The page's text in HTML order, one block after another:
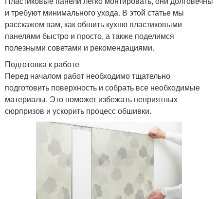
и требуют минимального ухода. В этой статье мы
расскажем вам, как обшить кухню пластиковыми
панелями быстро и просто, а также поделимся
полезными советами и рекомендациями.
Подготовка к работе
Перед началом работ необходимо тщательно
подготовить поверхность и собрать все необходимые
материалы. Это поможет избежать неприятных
сюрпризов и ускорить процесс обшивки.